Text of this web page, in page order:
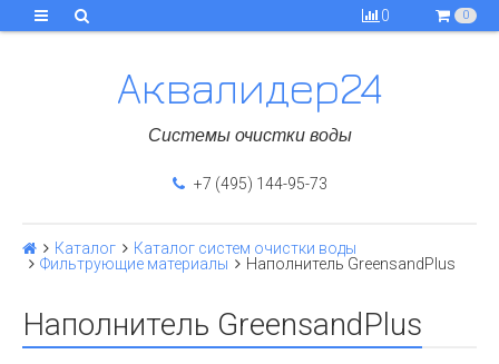
0 0
Аквалидер24
Системы очистки воды
+7 (495) 144-95-73
Каталог
Каталог систем очистки воды
Фильтрующие материалы
Наполнитель GreensandPlus
Наполнитель GreensandPlus